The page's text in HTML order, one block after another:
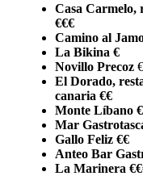
Casa Carmelo,
€€€
Camino al
La Bikina €
Novillo Precoz
El Dorado,
canaria €€
Monte Líbano
Mar
Gallo Feliz €€
Anteo Bar
La Marinera